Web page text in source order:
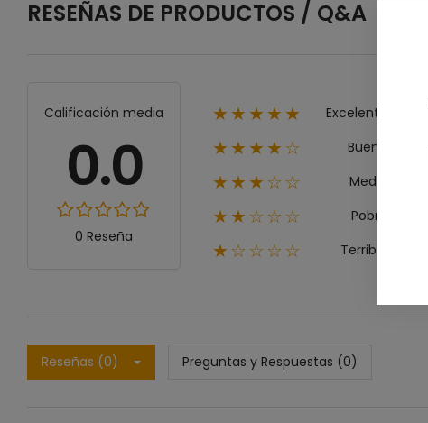
RESEÑAS DE PRODUCTOS / Q&A
Calificación media
0.0
0 Reseña
★★★★★ Excelente
★★★★☆ Bueno
★★★☆☆ Medio
★★☆☆☆ Pobre
★☆☆☆☆ Terrible
Reseñas (0) Preguntas y Respuestas (0)